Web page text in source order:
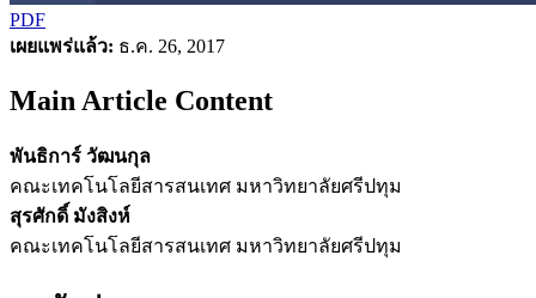
PDF
เผยแพร่แล้ว: ธ.ค. 26, 2017
Main Article Content
พันธิการ์ วัฒนกุล
คณะเทคโนโลยีสารสนเทศ มหาวิทยาลัยศรีปทุม
สุรศักดิ์ มังสิงห์
คณะเทคโนโลยีสารสนเทศ มหาวิทยาลัยศรีปทุม